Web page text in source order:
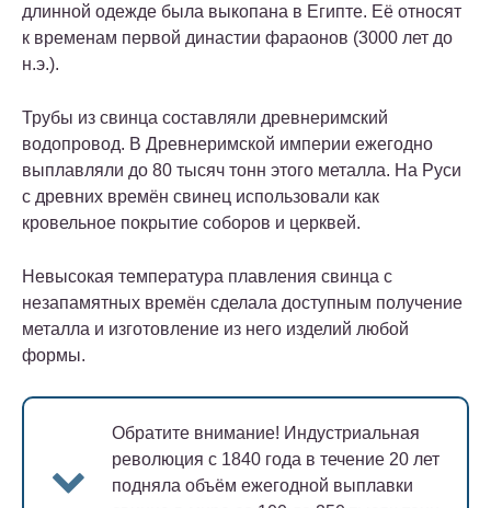
длинной одежде была выкопана в Египте. Её относят
к временам первой династии фараонов (3000 лет до
н.э.).
Трубы из свинца составляли древнеримский
водопровод. В Древнеримской империи ежегодно
выплавляли до 80 тысяч тонн этого металла. На Руси
с древних времён свинец использовали как
кровельное покрытие соборов и церквей.
Невысокая температура плавления свинца с
незапамятных времён сделала доступным получение
металла и изготовление из него изделий любой
формы.
Обратите внимание! Индустриальная
революция с 1840 года в течение 20 лет
подняла объём ежегодной выплавки